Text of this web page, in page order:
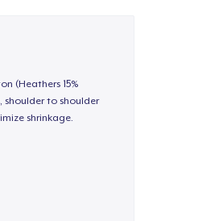
(Heathers 15%
shoulder to shoulder
shrinkage.